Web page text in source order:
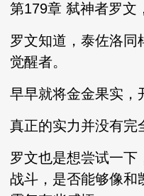
第179章 弑神者罗文
罗文知道，泰佐洛同
觉醒者。
早早就将金金果实，
真正的实力并没有完
罗文也是想尝试一下
战斗，是否能够像和